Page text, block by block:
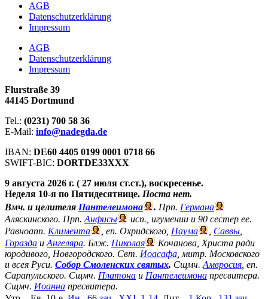
АGB
Datenschutzerklärung
Impressum
АGB
Datenschutzerklärung
Impressum
Flurstraße 39
44145 Dortmund
Tel.: (0231) 700 58 36
E-Mail: info@nadegda.de
IBAN: DE60 4405 0199 0001 0718 66
SWIFT-BIC: DORTDE33XXX
9 августа 2026 г. ( 27 июля ст.ст.), воскресенье.
Неделя 10-я по Пятидесятнице. Поста нет.
Вмч. и целителя Пантелеимона . Прп. Германа
Аляскинского. Прп. Анфисы
исп., игумении и 90 сестер ее.
Равноапп. Климента , еп. Охридского, Наума Саввы
Горазда и Ангеляра. Блж. Николая
Кочанова, Христа ради
юродивого, Новгородского. Свт. Иоасафа , митр. Московского
и всея Руси. Собор Смоленских святых. Сщмч. Амвросия , еп.
Сарапульского. Сщмч. Платона и Пантелеимона пресвитера.
Сщмч. Иоанна пресвитера.